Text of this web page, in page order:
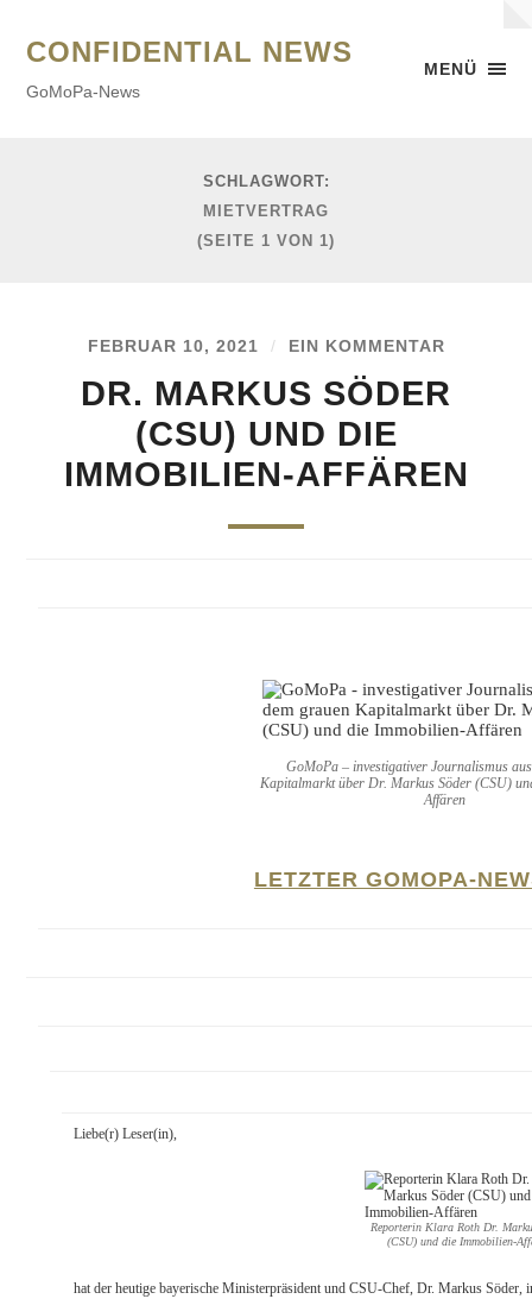
MENÜ
CONFIDENTIAL NEWS
GoMoPa-News
SCHLAGWORT:
MIETVERTRAG
(SEITE 1 VON 1)
FEBRUAR 10, 2021 / EIN KOMMENTAR
DR. MARKUS SÖDER
(CSU) UND DIE
IMMOBILIEN-AFFÄREN
GoMoPa – investigativer Journalismus
Kapitalmarkt über Dr. Markus Söder (CSU)
Affären
LETZTER GOMOPA-
Liebe(r) Leser(in),
Reporterin Klara Roth Dr.
(CSU) und die Immobilien-
hat der heutige bayerische Ministerpräsident und CSU-Chef, Dr. Markus Söder,